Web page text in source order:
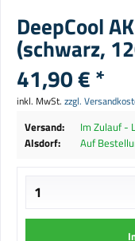
DeepCool
(schwarz,
41,90 € *
inkl. MwSt. zzgl.
Versand:
Im Zulauf -
Alsdorf:
Auf